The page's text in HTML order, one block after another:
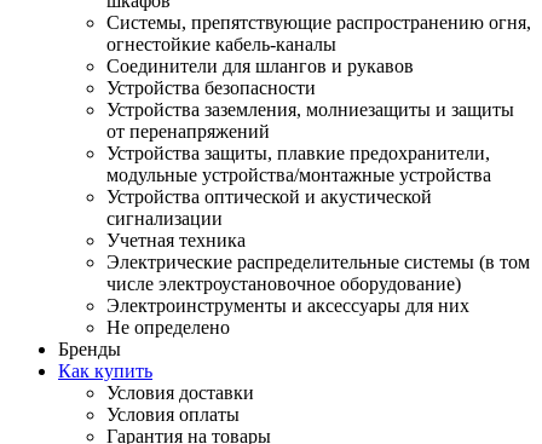
Системы, препятствующие распространению огня,
огнестойкие кабель-каналы
Соединители для шлангов и рукавов
Устройства безопасности
Устройства заземления, молниезащиты и защиты
от перенапряжений
Устройства защиты, плавкие предохранители,
модульные устройства/монтажные устройства
Устройства оптической и акустической
сигнализации
Учетная техника
Электрические распределительные системы (в том
числе электроустановочное оборудование)
Электроинструменты и аксессуары для них
Не определено
Бренды
Как купить
Условия доставки
Условия оплаты
Гарантия на товары